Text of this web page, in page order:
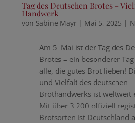
Tag des Deutschen Brotes –
Handwerk
von Sabine Mayr| Mai 5, 2025 |
Am 5. Mai ist der Tag des
Brotes – ein besonderer
alle, die gutes Brot lieben!
und Vielfalt des deutschen
Brothandwerks ist weltweit
Mit über 3.200 offiziell
Brotsorten ist Deutschland